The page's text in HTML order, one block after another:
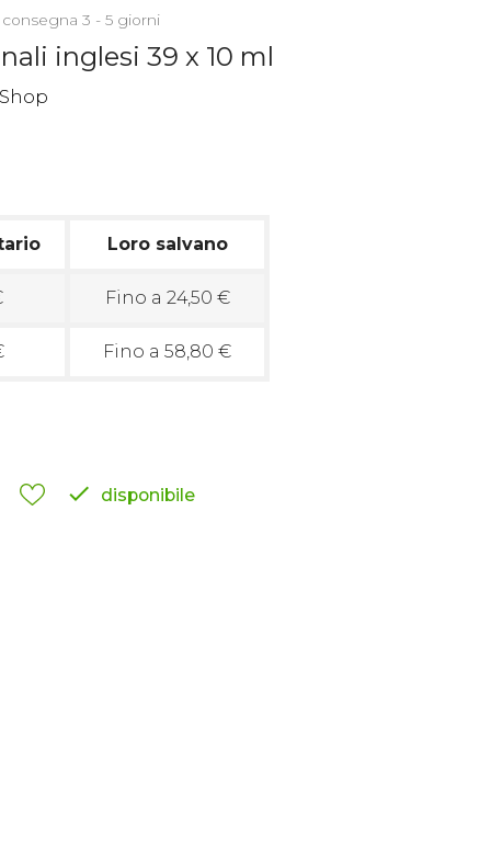
3 - 5 giorni
inglesi 39 x 10 ml
Loro salvano
Fino a 24,50 €
Fino a 58,80 €
 disponibile